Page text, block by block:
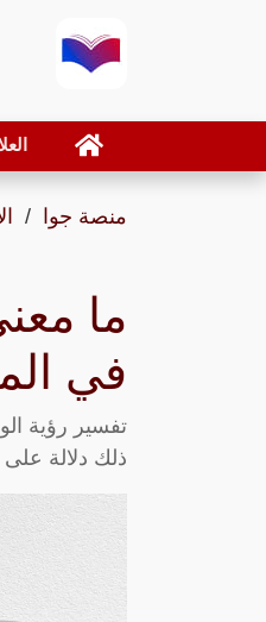
منصة جوا
ما
في
تفسير رؤية
ذلك دلالة على